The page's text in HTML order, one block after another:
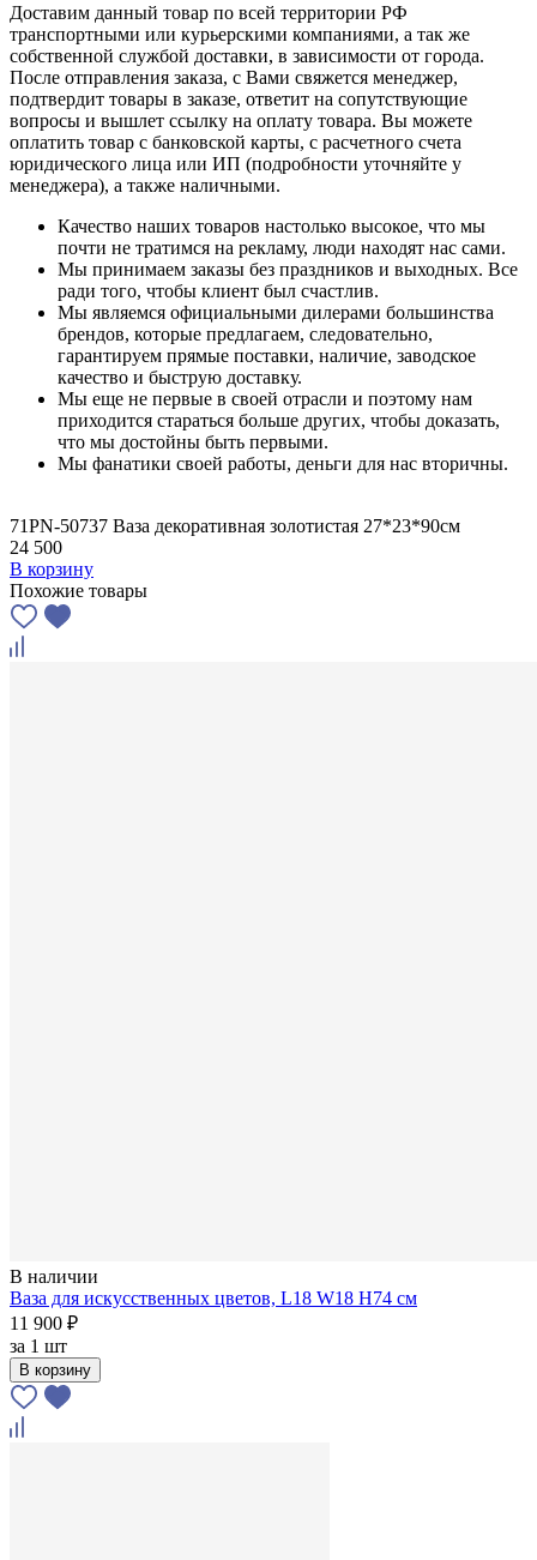
Доставим данный товар по всей территории РФ
транспортными или курьерскими компаниями, а так же
собственной службой доставки, в зависимости от города.
После отправления заказа, с Вами свяжется менеджер,
подтвердит товары в заказе, ответит на сопутствующие
вопросы и вышлет ссылку на оплату товара. Вы можете
оплатить товар с банковской карты, с расчетного счета
юридического лица или ИП (подробности уточняйте у
менеджера), а также наличными.
Качество наших товаров настолько высокое, что мы
почти не тратимся на рекламу, люди находят нас сами.
Мы принимаем заказы без праздников и выходных. Все
ради того, чтобы клиент был счастлив.
Мы являемся официальными дилерами большинства
брендов, которые предлагаем, следовательно,
гарантируем прямые поставки, наличие, заводское
качество и быструю доставку.
Мы еще не первые в своей отрасли и поэтому нам
приходится стараться больше других, чтобы доказать,
что мы достойны быть первыми.
Мы фанатики своей работы, деньги для нас вторичны.
71PN-50737 Ваза декоративная золотистая 27*23*90см
24 500
В корзину
Похожие товары
В наличии
Ваза для искусственных цветов, L18 W18 H74 см
11 900 ₽
за 1 шт
В корзину